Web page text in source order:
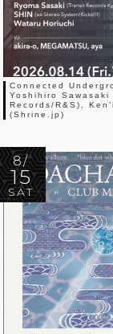
Connected
Yoshihiro Sawasaki
Records/R&S),
(Shrine.jp)
8/
15
SAT